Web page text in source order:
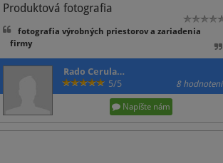
Produktová fotografia
fotografia výrobných priestorov a zariadenia
firmy
Rado Cerula…
5/5
8 hodnotení
Napíšte nám